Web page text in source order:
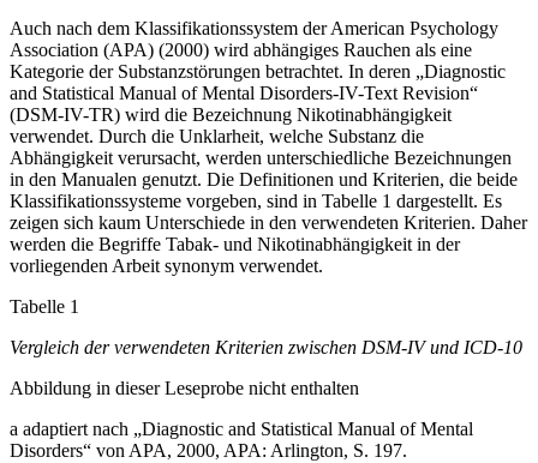
Auch nach dem Klassifikationssystem der American Psychology
Association (APA) (2000) wird abhängiges Rauchen als eine
Kategorie der Substanzstörungen betrachtet. In deren „Diagnostic
and Statistical Manual of Mental Disorders-IV-Text Revision“
(DSM-IV-TR) wird die Bezeichnung Nikotinabhängigkeit
verwendet. Durch die Unklarheit, welche Substanz die
Abhängigkeit verursacht, werden unterschiedliche Bezeichnungen
in den Manualen genutzt. Die Definitionen und Kriterien, die beide
Klassifikationssysteme vorgeben, sind in Tabelle 1 dargestellt. Es
zeigen sich kaum Unterschiede in den verwendeten Kriterien. Daher
werden die Begriffe Tabak- und Nikotinabhängigkeit in der
vorliegenden Arbeit synonym verwendet.
Tabelle 1
Vergleich der verwendeten Kriterien zwischen DSM-IV und ICD-10
Abbildung in dieser Leseprobe nicht enthalten
a adaptiert nach „Diagnostic and Statistical Manual of Mental
Disorders“ von APA, 2000, APA: Arlington, S. 197.